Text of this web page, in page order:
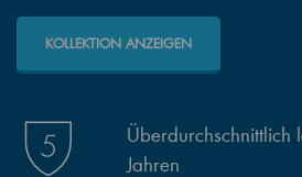
KOLLEKTION ANZEIGEN
Jahren